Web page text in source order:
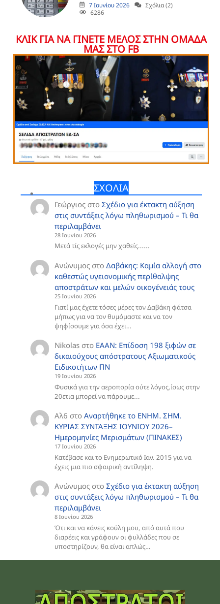
7 Ιουνίου 2026
Σχόλια (2)
6286
ΚΛΙΚ ΓΙΑ ΝΑ ΓΙΝΕΤΕ ΜΕΛΟΣ ΣΤΗΝ ΟΜΑΔΑ
ΜΑΣ ΣΤΟ FB
ΣΧΟΛΙΑ
Γεώργιος στοΣχέδιο για έκτακτη αύξηση
στις συντάξεις λόγω πληθωρισμού – Τι θα
περιλαμβάνει
28 Ιουνίου 2026
Μετά τίς εκλογές μην χαθείς......
Ανώνυμος στοΔαβάκης: Καμία αλλαγή στο
καθεστώς υγειονομικής περίθαλψης
αποστράτων και μελών οικογένειάς τους
25 Ιουνίου 2026
Γιατί μας έχετε τόσες μέρες τον Δαβάκη φάτσα
μήπως για να τον θυμόμαστε και να τον
ψηφίσουμε για όσα έχει…
Nikolas στο ΕΑΑΝ: Επίδοση 198 ξιφών σε
δικαιούχους απόστρατους Αξιωματικούς
Ειδικοτήτων ΠΝ
19 Ιουνίου 2026
Φυσικά για την αεροπορία ούτε λόγος,ίσως στην
20ετια μπορεί να πάρουμε...
Αλ6 στοAναρτήθηκε το ENHM. ΣΗΜ.
ΚΥΡΙΑΣ ΣΥΝΤΑΞΗΣ ΙΟΥΝΙΟΥ 2026–
Ημερομηνίες Μερισμάτων (ΠΙΝΑΚΕΣ)
17 Ιουνίου 2026
Κατέβασε και το Ενημερωτικό Ιαν. 2015 για να
έχεις μια πιο σφαιρική αντίληψη.
Ανώνυμος στοΣχέδιο για έκτακτη αύξηση
στις συντάξεις λόγω πληθωρισμού – Τι θα
περιλαμβάνει
8 Ιουνίου 2026
Ότι και να κάνεις κούλη μου, από αυτά που
διαρέεις και γράφουν οι φυλλάδες που σε
υποστηρίζουν, θα είναι απλώς…